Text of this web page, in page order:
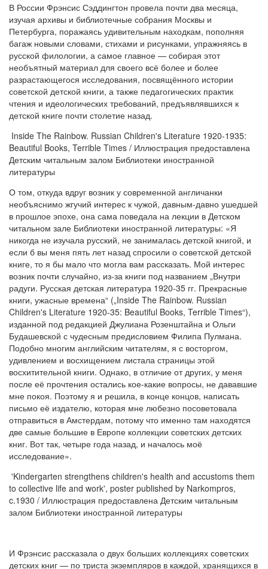
В России Фрэнсис Сэддингтон провела почти два месяца,
изучая архивы и библиотечные собрания Москвы и
Петербурга, поражаясь удивительным находкам, пополняя
багаж новыми словами, стихами и рисунками, упражняясь в
русской филологии, а самое главное — собирая этот
необъятный материал для своего всё более и более
разрастающегося исследования, посвящённого истории
советской детской книги, а также педагогических практик
чтения и идеологических требований, предъявлявшихся к
детской книге почти столетие назад.
Inside The Rainbow. Russian Children's Literature 1920-1935:
Beautiful Books, Terrible Times / Иллюстрация предоставлена
Детским читальным залом Библиотеки иностранной
литературы
О том, откуда вдруг возник у современной англичанки
необъяснимо жгучий интерес к чужой, давным-давно ушедшей
в прошлое эпохе, она сама поведала на лекции в Детском
читальном зале Библиотеки иностранной литературы: «Я
никогда не изучала русский, не занималась детской книгой, и
если б вы меня пять лет назад спросили о советской детской
книге, то я бы мало что могла вам рассказать. Мой интерес
возник почти случайно, из-за книги под названием „Внутри
радуги. Русская детская литература 1920-35 гг. Прекрасные
книги, ужасные времена“ („Inside The Rainbow. Russian
Children's Literature 1920-35: Beautiful Books, Terrible Times“),
изданной под редакцией Джулиана Розенштайна и Ольги
Будашевской с чудесным предисловием Филипа Пулмана.
Подобно многим английским читателям, я с восторгом,
удивлением и восхищением листала страницы этой
восхитительной книги. Однако, в отличие от других, у меня
после её прочтения остались кое-какие вопросы, не дававшие
мне покоя. Поэтому я и решила, в конце концов, написать
письмо её издателю, которая мне любезно посоветовала
отправиться в Амстердам, потому что именно там находятся
две самые большие в Европе коллекции советских детских
книг. Вот так, четыре года назад, и началось моё
исследование».
'Kindergarten strengthens children's health and accustoms them
to collective life and work', poster published by Narkompros,
c.1930 / Иллюстрация предоставлена Детским читальным
залом Библиотеки иностранной литературы
И Фрэнсис рассказала о двух больших коллекциях советских
детских книг — по триста экземпляров в каждой, хранящихся в